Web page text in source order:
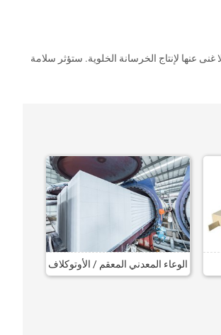
غنى عنها لإنتاج الخرسانة الخلوية. ستؤثر سلامة
الوعاء المعدني المعقم / الأوتوكلاف